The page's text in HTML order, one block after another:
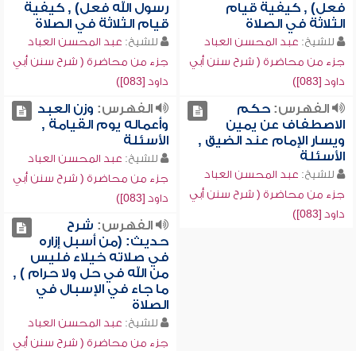
فعل) , كيفية قيام
الثلاثة في الصلاة
للشيخ: عبد المحسن العباد
جزء من محاضرة ( شرح سنن أبي
داود [083])
رسول الله فعل) , كيفية
قيام الثلاثة في الصلاة
للشيخ: عبد المحسن العباد
جزء من محاضرة ( شرح سنن أبي
داود [083])
الفهرس:حكم
الاصطفاف عن يمين
ويسار الإمام عند الضيق ,
الأسئلة
للشيخ: عبد المحسن العباد
جزء من محاضرة ( شرح سنن أبي
داود [083])
الفهرس: وزن العبد
وأعماله يوم القيامة ,
الأسئلة
للشيخ: عبد المحسن العباد
جزء من محاضرة ( شرح سنن أبي
داود [083])
الفهرس: شرح
حديث: (من أسبل إزاره
في صلاته خيلاء فليس
من الله في حل ولا حرام ) ,
ما جاء في الإسبال في
الصلاة
للشيخ: عبد المحسن العباد
جزء من محاضرة ( شرح سنن أبي